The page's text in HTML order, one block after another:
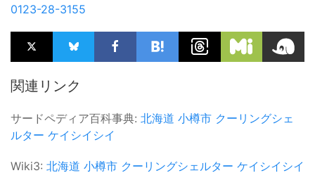
0123-28-3155
関連リンク
サードペディア百科事典: 北海道 小樽市 クーリングシェ
ルター ケイシイシイ
Wiki3: 北海道 小樽市 クーリングシェルター ケイシイシイ